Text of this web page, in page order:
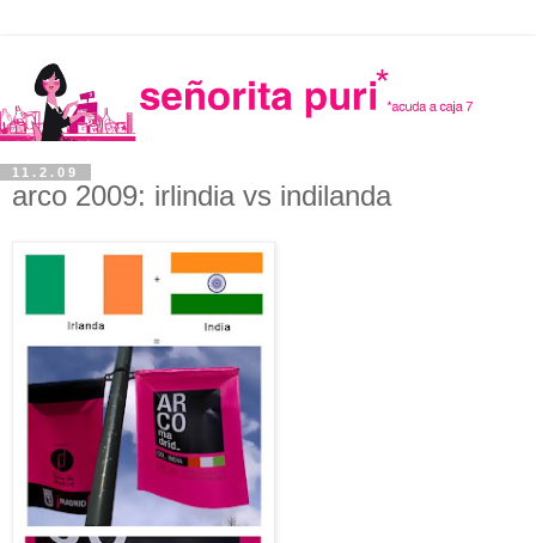
11.2.09
arco 2009: irlindia vs indilanda